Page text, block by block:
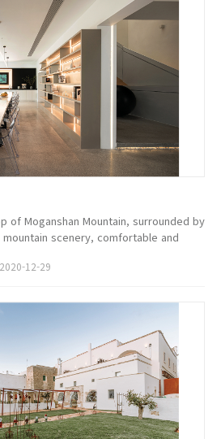
of Moganshan Mountain, surrounded by
scenery, comfortable and
2020-12-29